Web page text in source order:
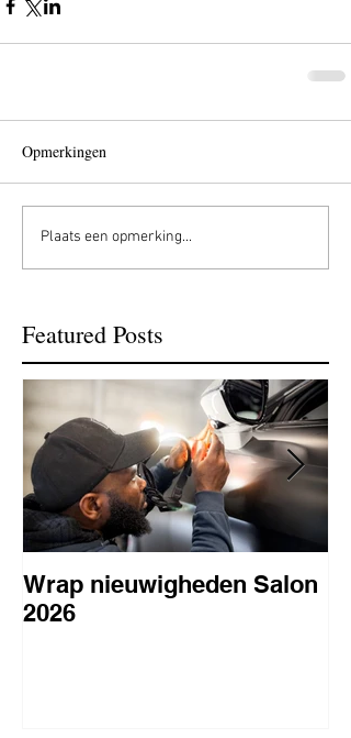
Opmerkingen
Plaats een opmerking...
Featured Posts
Wrap nieuwigheden Salon
2026